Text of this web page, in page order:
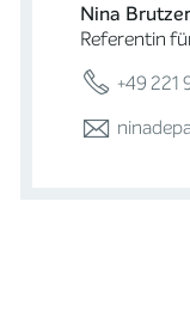
Nina
Referentin
+49 221